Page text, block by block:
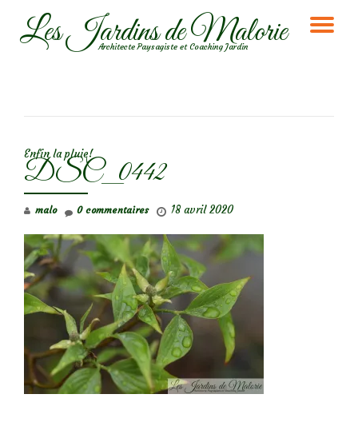
AllerLes Jardins de Malorie
Architecte Paysagiste et Coaching Jardin
Enfin la pluie!
DSC_0442
malo 18 avril 2020
0 commentaires